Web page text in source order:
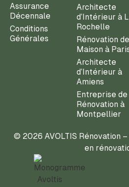
Assurance
Décennale
Conditions
Générales
Architecte
d’Intérieur à
Rochelle
Rénovation de
Maison à
Architecte
d’Intérieur à
Amiens
Entreprise de
Rénovation à
Montpellier
© 2026 AVOLTIS Rénovation
en